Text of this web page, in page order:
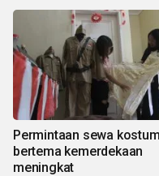
Permintaan sewa kostum
bertema kemerdekaan
meningkat